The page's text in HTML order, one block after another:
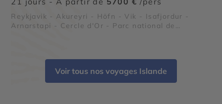
Reykjavik - Akureyri - Höfn - Vik - Isafjordur -
Arnarstapi - Cercle d'Or - Parc national de
Vestmann - Plage de Diamant - Thórsmörk - Laki
Voir tous nos voyages Islande